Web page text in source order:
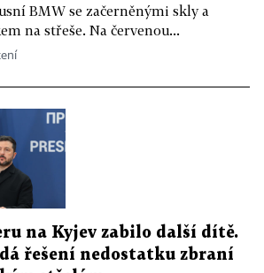
BMW se začerněnými skly a
na střeše. Na červenou...
na Kyjev zabilo další dítě.
řešení nedostatku zbraní